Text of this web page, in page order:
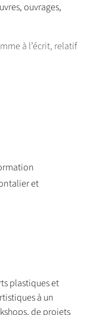
contemporain.
scientifiques
rencontres
ouvrages,
à l’écrit, relatif
de diffusion.
en langue
et
plastiques et
à un
de projets